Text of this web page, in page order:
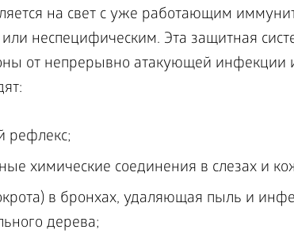
на свет с уже работающим
неспецифическим. Эта защитная
от непрерывно атакующей инфекции
рефлекс;
химические соединения в слезах и
в бронхах, удаляющая пыль и
дерева;